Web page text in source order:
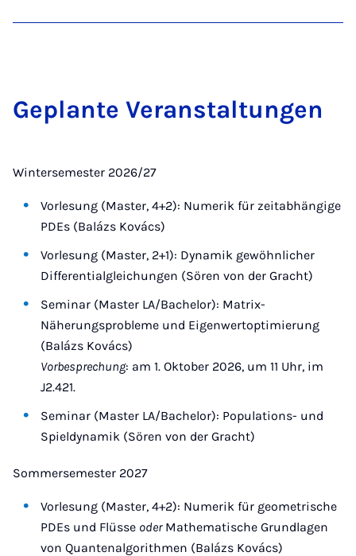
Ge­plante Ver­an­stal­tun­gen
Wintersemester 2026/27
Vorlesung (Master, 4+2): Numerik für zeitabhängige
PDEs (Balázs Kovács)
Vorlesung (Master, 2+1): Dynamik gewöhnlicher
Differentialgleichungen (Sören von der Gracht)
Seminar (Master LA/Bachelor): Matrix-
Näherungsprobleme und Eigenwertoptimierung
(Balázs Kovács)
Vorbesprechung: am 1. Oktober 2026, um 11 Uhr, im
J2.421.
Seminar (Master LA/Bachelor): Populations- und
Spieldynamik (Sören von der Gracht)
Sommersemester 2027
Vorlesung (Master, 4+2): Numerik für geometrische
PDEs und Flüsse oderMathematische Grundlagen
von Quantenalgorithmen (Balázs Kovács)